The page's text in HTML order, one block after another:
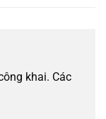
khai. Các